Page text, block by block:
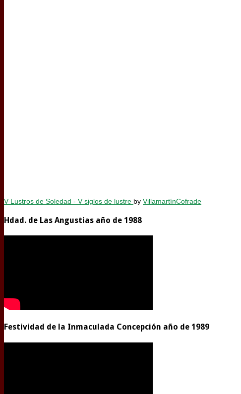
V Lustros de Soledad - V siglos de lustre by VillamartínCofrade
Hdad. de Las Angustias año de 1988
Festividad de la Inmaculada Concepción año de 1989